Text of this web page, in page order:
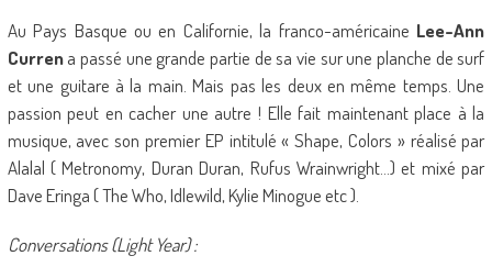
Au Pays Basque ou en Californie, la franco-américaine Lee-Ann
Currena passé une grande partie de sa vie sur une planche de surf
et une guitare à la main. Mais pas les deux en même temps. Une
passion peut en cacher une autre ! Elle fait maintenant place à la
musique, avec son premier EP intitulé « Shape, Colors » réalisé par
Alalal ( Metronomy, Duran Duran, Rufus Wrainwright…) et mixé par
Dave Eringa ( The Who, Idlewild, Kylie Minogue etc ).
Conversations (Light Year) :